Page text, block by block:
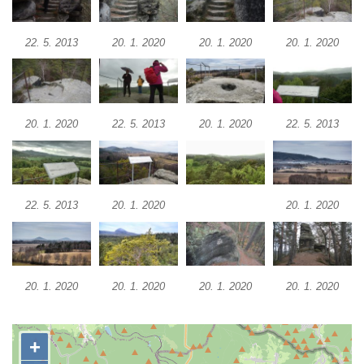
Jeskyně víl v Kyjovském údolí
Jeskyně Vinný sklep v Kyjovském údolí
Vyhlídka nad přírodní rezervací Slunečná
stráň u Naučné stezky Pod Vysokým Ostrým
Vyhlídka nad Brnou na Naučné stezce Pod
Vysokým Ostrým
Stožec (Schöber)
Vyhlídka Liščí kazatelna (Fuchskanzel) u
Lückendorfu
Skála Semmelstein v Jetřichovických
skalách
22. 5. 2013 20. 1. 2020 20. 1. 2020 20. 1. 2020
20. 1. 2020 22. 5. 2013 20. 1. 2020 22. 5. 2013
22. 5. 2013 20. 1. 2020 20. 1. 2020
20. 1. 2020 20. 1. 2020 20. 1. 2020 20. 1. 2020